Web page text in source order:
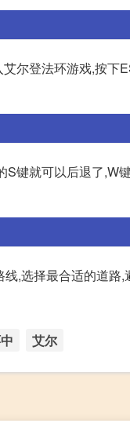
尔登法环游戏,按下
键就可以后退了,W
,选择最合适的道路
艾尔